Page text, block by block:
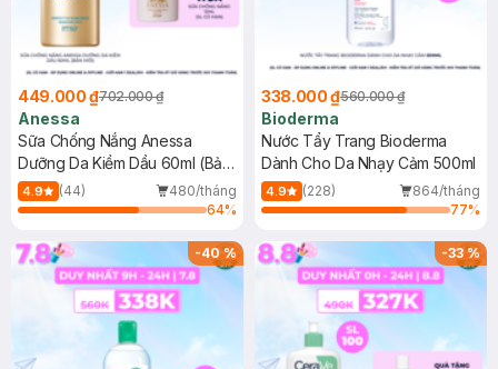
449.000 ₫702.000 ₫
Anessa
Sữa Chống Nắng Anessa
Dưỡng Da Kiềm Dầu 60ml (Bản
Mới)
4.9 (44)
480/tháng
64%
338.000 ₫560.000 ₫
Bioderma
Nước Tẩy Trang Bioderma
Dành Cho Da Nhạy Cảm 500ml
4.9 (228)
864/tháng
77%
-40% -33%